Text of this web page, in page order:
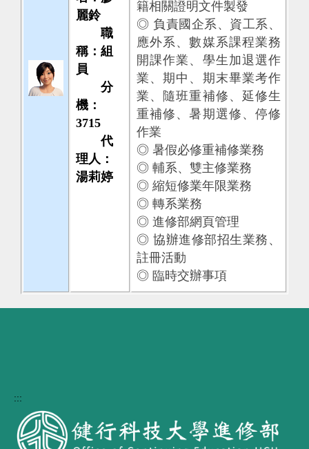
麗鈴
職
稱：組
員
分
機：
3715
代
理人：
湯莉婷
籍相關證明文件製發
◎ 負責國企系、資工系、
應外系、數媒系課程業務
開課作業、學生加退選作
業、期中、期末畢業考作
業、隨班重補修、延修生
重補修、暑期選修、停修
作業
◎ 暑假必修重補修業務
◎ 輔系、雙主修業務
◎ 縮短修業年限業務
◎ 轉系業務
◎ 進修部網頁管理
◎ 協辦進修部招生業務、
註冊活動
◎ 臨時交辦事項
:::